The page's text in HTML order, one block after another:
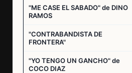
"ME CASE EL SABADO" de DINO
RAMOS
"CONTRABANDISTA DE
FRONTERA"
"YO TENGO UN GANCHO" de
COCO DIAZ